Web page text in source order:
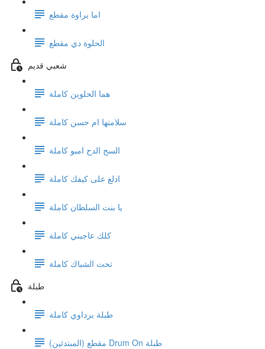
اما براوة مقطع
الحلوة دي مقطع
شعبي قديم
هما الحلوين كاملة
سلامتها ام حسن كاملة
السح الدح امبو كاملة
ادلع على كيفك كاملة
يا بنت السلطان كاملة
كلك عاجبني كاملة
تحت الشباك كاملة
طبلة
طبلة برداوي كاملة
مقطع (المبتدئين) Drum On طبلة